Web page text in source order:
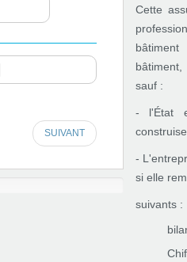
SUIVANT
Cette
bâtiment,
sauf :
- l'État
-
si elle
suivants :